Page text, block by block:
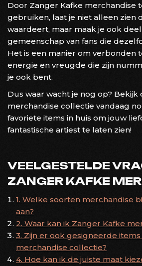
Door Zanger Kafke merchandise
gebruiken, laat je niet alleen zien
waardeert, maar maak je ook
gemeenschap van fans die
Het is een manier om verbonden
energie en vreugde die zijn
je ook bent.
Dus waar wacht je nog op? Bekijk
merchandise collectie vandaag
favoriete items in huis om jouw
fantastische artiest te laten zien!
VEELGESTELDE
ZANGER KAFKE
1. Welke soorten merchandise
aan?
2. Waar kan ik Zanger Kafke
3. Zijn er ook gesigneerde
merchandise collectie?
4. Hoe kan ik de juiste maat